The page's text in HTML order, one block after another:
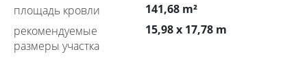
площадь кровли
141,68 m²
рекомендуемые
размеры участка
15,98 x 17,78 m